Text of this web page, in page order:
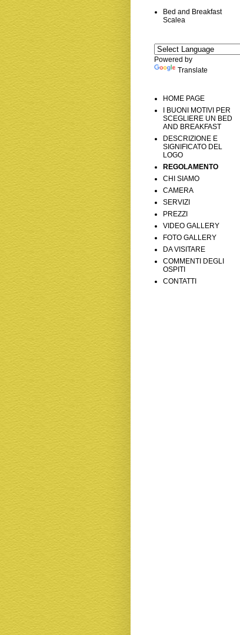
Bed and Breakfast
Scalea
Powered by
Translate
HOME PAGE
I BUONI MOTIVI PER
SCEGLIERE UN BED
AND BREAKFAST
DESCRIZIONE E
SIGNIFICATO DEL
LOGO
REGOLAMENTO
CHI SIAMO
CAMERA
SERVIZI
PREZZI
VIDEO GALLERY
FOTO GALLERY
DA VISITARE
COMMENTI DEGLI
OSPITI
CONTATTI